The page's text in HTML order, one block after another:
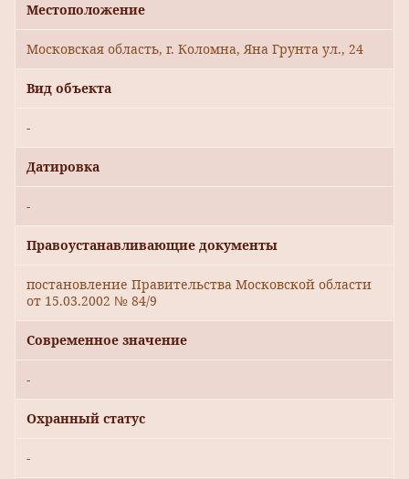
Местоположение
Московская область, г. Коломна, Яна Грунта ул., 24
Вид объекта
-
Датировка
-
Правоустанавливающие документы
постановление Правительства Московской области
от 15.03.2002 № 84/9
Современное значение
-
Охранный статус
-